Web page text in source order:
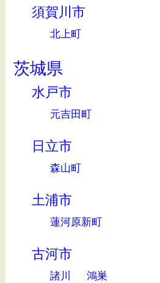
須賀川市
北上町
茨城県
水戸市
元吉田町
日立市
森山町
土浦市
蓮河原新町
古河市
諸川 鴻巣